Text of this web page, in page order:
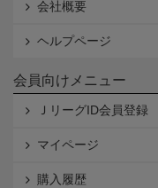
会社概要
ヘルプページ
会員向けメニュー
ＪリーグID会員登録
マイページ
購入履歴